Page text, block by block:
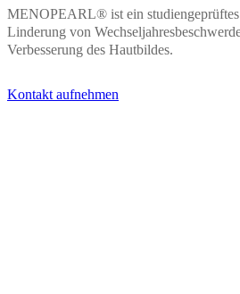
MENOPEARL® ist ein
Linderung von
Verbesserung des Hautbildes.
Kontakt aufnehmen